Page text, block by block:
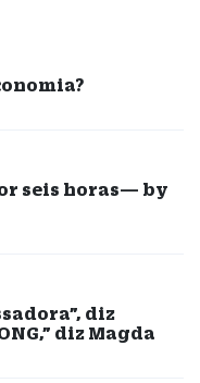
seis horas— by
diz
diz Magda